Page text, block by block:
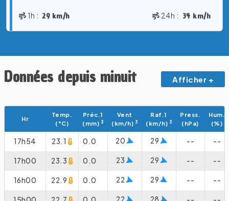
1h : 29 km/h 24h : 34 km/h
Données depuis minuit Afficher +
Hr
Temp.
(°C)
Préc.1
(mm) 3
Vent
(km/h) 3
Raf.1
(km/h) 3
Press.
(hPa)
Hum.
(%)
17h54 23.1 0.0 20 29 -- --
17h00 23.3 0.0 23 29 -- --
16h00 22.9 0.0 22 29 -- --
22 28